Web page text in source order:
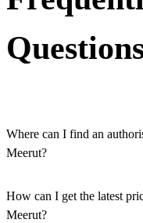
Where can I find an
Meerut?
accessible across the
our official dealer locator.
How can I get the latest
Meerut?